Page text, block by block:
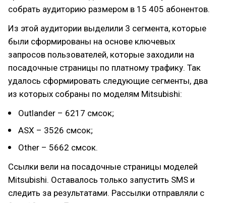
собрать аудиторию размером в 15 405 абонентов.
Из этой аудитории выделили 3 сегмента, которые
были сформированы на основе ключевых
запросов пользователей, которые заходили на
посадочные страницы по платному трафику. Так
удалось сформировать следующие сегменты, два
из которых собраны по моделям Mitsubishi:
Outlander – 6217 смсок;
ASX – 3526 смсок;
Other – 5662 смсок.
Ссылки вели на посадочные страницы моделей
Mitsubishi. Оставалось только запустить SMS и
следить за результатами. Рассылки отправляли с